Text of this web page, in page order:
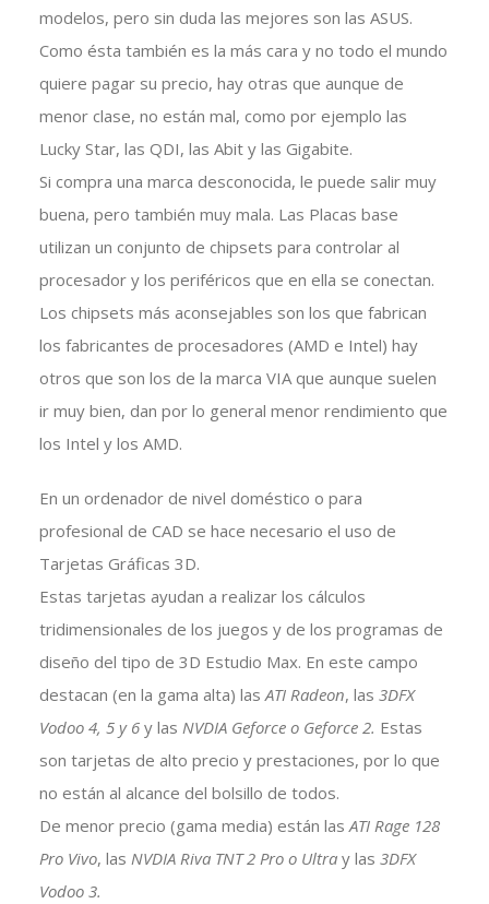
modelos, pero sin duda las mejores son las ASUS.
Como ésta también es la más cara y no todo el mundo
quiere pagar su precio, hay otras que aunque de
menor clase, no están mal, como por ejemplo las
Lucky Star, las QDI, las Abit y las Gigabite.
Si compra una marca desconocida, le puede salir muy
buena, pero también muy mala. Las Placas base
utilizan un conjunto de chipsets para controlar al
procesador y los periféricos que en ella se conectan.
Los chipsets más aconsejables son los que fabrican
los fabricantes de procesadores (AMD e Intel) hay
otros que son los de la marca VIA que aunque suelen
ir muy bien, dan por lo general menor rendimiento que
los Intel y los AMD.
En un ordenador de nivel doméstico o para
profesional de CAD se hace necesario el uso de
Tarjetas Gráficas 3D.
Estas tarjetas ayudan a realizar los cálculos
tridimensionales de los juegos y de los programas de
diseño del tipo de 3D Estudio Max. En este campo
destacan (en la gama alta) lasATI Radeon, las 3DFX
Vodoo 4, 5 y 6y las NVDIA Geforce o Geforce 2. Estas
son tarjetas de alto precio y prestaciones, por lo que
no están al alcance del bolsillo de todos.
De menor precio (gama media) están lasATI Rage 128
Pro Vivo, las NVDIA Riva TNT 2 Pro o Ultra y las 3DFX
Vodoo 3.